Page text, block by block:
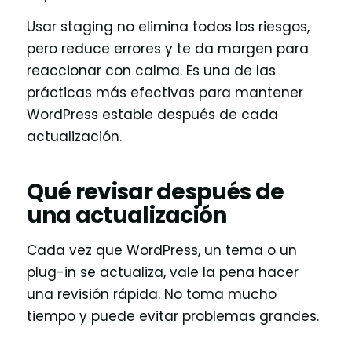
Usar staging no elimina todos los riesgos,
pero reduce errores y te da margen para
reaccionar con calma. Es una de las
prácticas más efectivas para mantener
WordPress estable después de cada
actualización.
Qué revisar después de
una actualización
Cada vez que WordPress, un tema o un
plug-in se actualiza, vale la pena hacer
una revisión rápida. No toma mucho
tiempo y puede evitar problemas grandes.